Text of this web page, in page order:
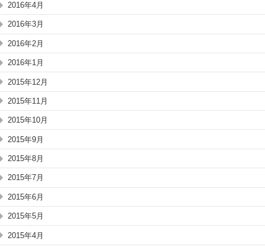
2016年4月
2016年3月
2016年2月
2016年1月
2015年12月
2015年11月
2015年10月
2015年9月
2015年8月
2015年7月
2015年6月
2015年5月
2015年4月